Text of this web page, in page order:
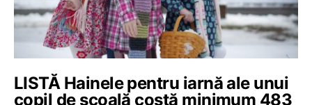
LISTĂ Hainele pentru iarnă ale unui
copil de școală costă minimum 483